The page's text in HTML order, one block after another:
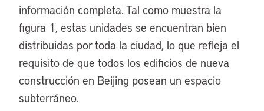
información completa. Tal como muestra la
figura 1, estas unidades se encuentran bien
distribuidas por toda la ciudad, lo que refleja el
requisito de que todos los edificios de nueva
construcción en Beijing posean un espacio
subterráneo.